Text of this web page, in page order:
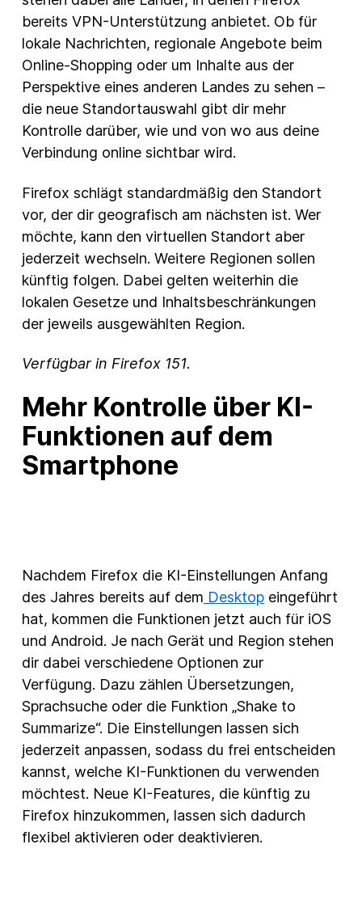
bereits VPN-Unterstützung anbietet. Ob für
lokale Nachrichten, regionale Angebote beim
Online-Shopping oder um Inhalte aus der
Perspektive eines anderen Landes zu sehen –
die neue Standortauswahl gibt dir mehr
Kontrolle darüber, wie und von wo aus deine
Verbindung online sichtbar wird.
Firefox schlägt standardmäßig den Standort
vor, der dir geografisch am nächsten ist. Wer
möchte, kann den virtuellen Standort aber
jederzeit wechseln. Weitere Regionen sollen
künftig folgen. Dabei gelten weiterhin die
lokalen Gesetze und Inhaltsbeschränkungen
der jeweils ausgewählten Region.
Verfügbar in Firefox 151.
Mehr Kontrolle über KI-
Funktionen auf dem
Smartphone
Nachdem Firefox die KI-Einstellungen Anfang
des Jahres bereits auf dem Desktopeingeführt
hat, kommen die Funktionen jetzt auch für iOS
und Android. Je nach Gerät und Region stehen
dir dabei verschiedene Optionen zur
Verfügung. Dazu zählen Übersetzungen,
Sprachsuche oder die Funktion „Shake to
Summarize“. Die Einstellungen lassen sich
jederzeit anpassen, sodass du frei entscheiden
kannst, welche KI-Funktionen du verwenden
möchtest. Neue KI-Features, die künftig zu
Firefox hinzukommen, lassen sich dadurch
flexibel aktivieren oder deaktivieren.